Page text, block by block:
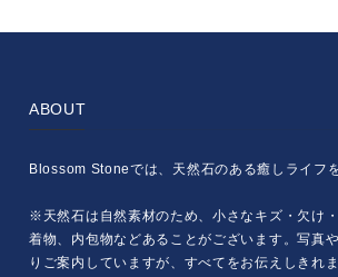
ABOUT
Blossom Stoneでは、天然石のある癒しライフ
※天然石は自然素材のため、小さなキズ・欠け
着物、内包物などあることがございます。写真
りご案内していますが、すべてをお伝えしきれ